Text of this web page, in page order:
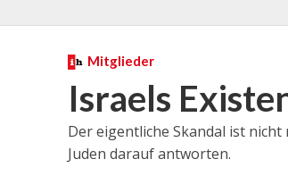
Mitglieder
Israels
Der eigentliche Skandal ist nicht
Juden darauf antworten.